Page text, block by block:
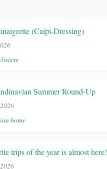
(Caipi-Dressing)
Summer Round-Up
home
trips of the year is almost here!